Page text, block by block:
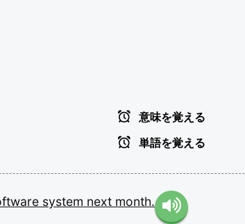
意味を覚える
単語を覚える
system next month.